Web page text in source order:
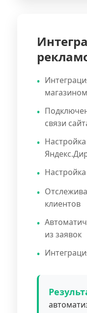
магазином
связи
клиентов
из заявок